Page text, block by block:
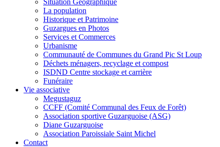
Situation Géographique
La population
Historique et Patrimoine
Guzargues en Photos
Services et Commerces
Urbanisme
Communauté de Communes du Grand Pic St Loup
Déchets ménagers, recyclage et compost
ISDND Centre stockage et carrière
Funéraire
Vie associative
Megustaguz
CCFF (Comité Communal des Feux de Forêt)
Association sportive Guzarguoise (ASG)
Diane Guzarguoise
Association Paroissiale Saint Michel
Contact